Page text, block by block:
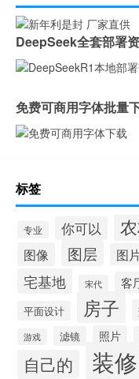
DeepSeek全套部署
免费可商用字体批量
标签
专业 你可以
图像 图层 图
宅基地 宋代 客
平面设计 房子
游戏 滤镜 照片
自己的 装修